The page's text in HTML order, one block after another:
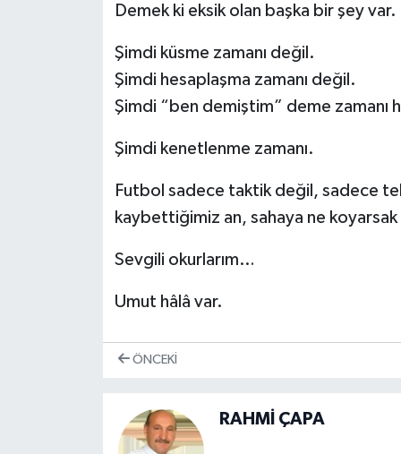
Demek ki eksik olan başka bir şey var.
Şimdi küsme zamanı değil.
Şimdi hesaplaşma zamanı değil.
Şimdi “ben demiştim” deme zamanı
Şimdi kenetlenme zamanı.
Futbol sadece taktik değil, sadece
kaybettiğimiz an, sahaya ne koyarsak
Sevgili okurlarım…
Umut hâlâ var.
ÖNCEKI
RAHMİ ÇAPA